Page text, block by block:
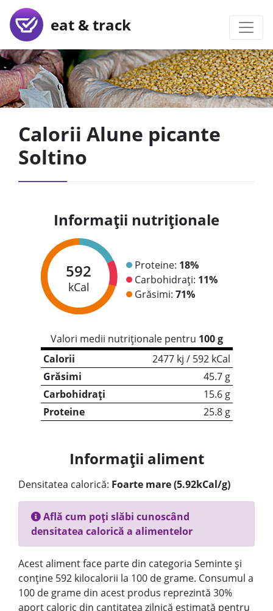
eat & track
Calorii Alune picante
Soltino
Informații nutriționale
592
kCal
Proteine: 18%
Carbohidrați: 11%
Grăsimi: 71%
Valori medii nutriționale pentru 100 g
Calorii
2477 kj / 592 kCal
Grăsimi
45.7 g
Carbohidrați
15.6 g
Proteine
25.8 g
Informații aliment
Densitatea calorică: Foarte mare (5.92kCal/g)
Află cum poți slăbi cunoscând
densitatea calorică a alimentelor
Acest aliment face parte din categoria Seminte și
conține 592 kilocalorii la 100 de grame. Consumul a
100 de grame din acest produs reprezintă 30%
aport caloric din cantitatea zilnică estimată pentru